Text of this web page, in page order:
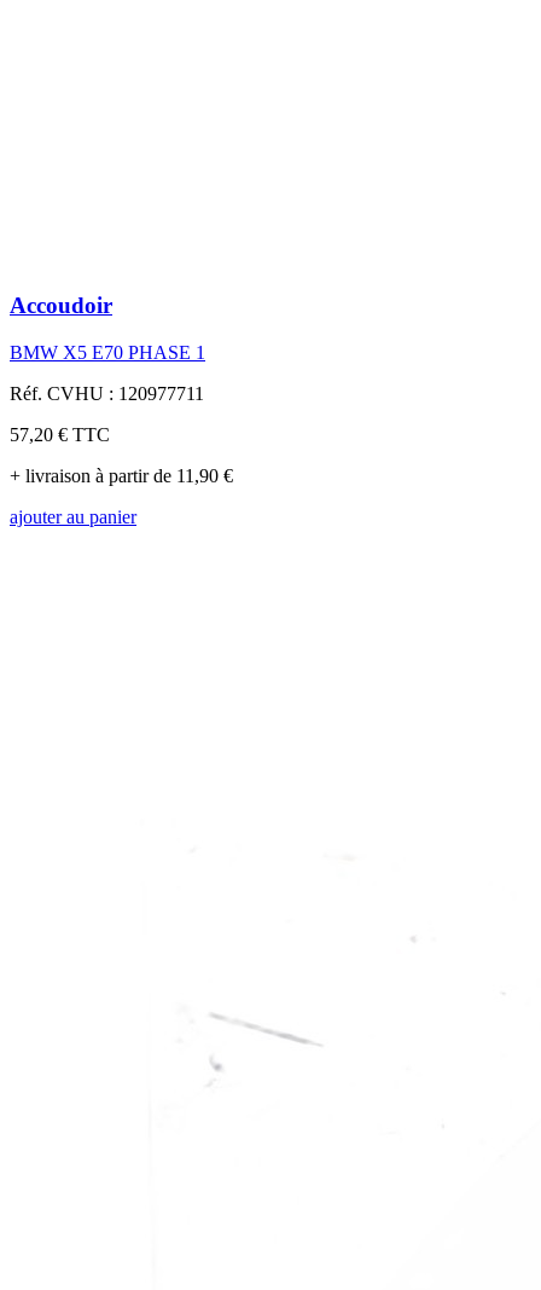
Accoudoir
BMW X5 E70 PHASE 1
Réf. CVHU : 120977711
57,20 € TTC
+ livraison à partir de 11,90 €
ajouter au panier